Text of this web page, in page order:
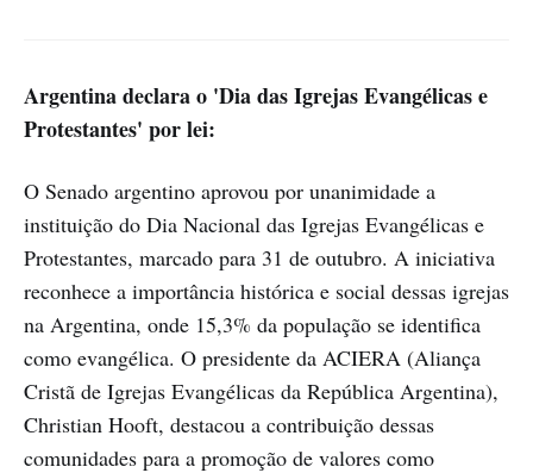
Argentina declara o 'Dia das Igrejas Evangélicas e
Protestantes' por lei:
O Senado argentino aprovou por unanimidade a
instituição do Dia Nacional das Igrejas Evangélicas e
Protestantes, marcado para 31 de outubro. A iniciativa
reconhece a importância histórica e social dessas igrejas
na Argentina, onde 15,3% da população se identifica
como evangélica. O presidente da ACIERA (Aliança
Cristã de Igrejas Evangélicas da República Argentina),
Christian Hooft, destacou a contribuição dessas
comunidades para a promoção de valores como